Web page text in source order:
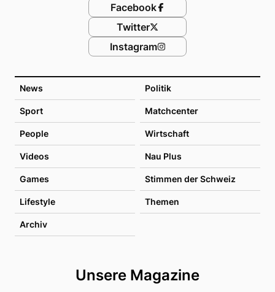
News Politik
Sport Matchcenter
People Wirtschaft
Videos Nau Plus
Games Stimmen der Schweiz
Lifestyle Themen
Archiv
Unsere Magazine
Facebook
Twitter
Instagram